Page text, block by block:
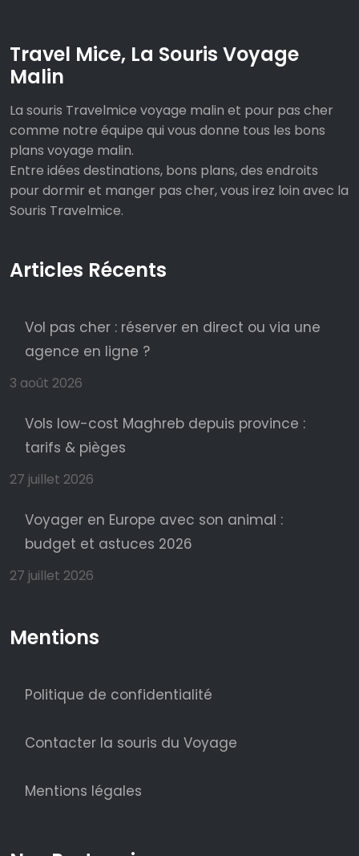
Travel Mice, La Souris Voyage
Malin
La souris Travelmice voyage malin et pour pas cher
comme notre équipe qui vous donne tous les bons
plans voyage malin.
Entre idées destinations, bons plans, des endroits
pour dormir et manger pas cher, vous irez loin avec la
Souris Travelmice.
Articles Récents
Vol pas cher : réserver en direct ou via une
agence en ligne ?
3 août 2026
Vols low-cost Maghreb depuis province :
tarifs & pièges
27 juillet 2026
Voyager en Europe avec son animal :
budget et astuces 2026
27 juillet 2026
Mentions
Politique de confidentialité
Contacter la souris du Voyage
Mentions légales